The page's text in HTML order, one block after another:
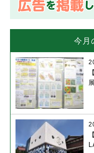
今月